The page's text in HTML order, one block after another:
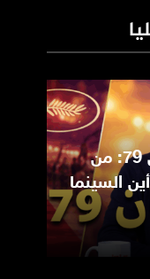
مهرجان كان السينمائي 79: من
السينما